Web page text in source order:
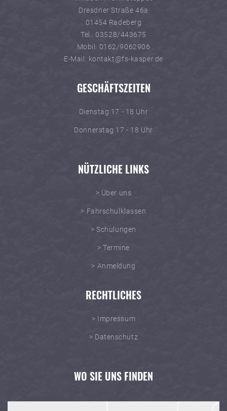
Dresdner Straße 46a
01454 Radeberg
Tel.: 03528/443675
Mobil: 0162/9062906
E-Mail: kontakt@fs-kasper.de
GESCHÄFTSZEITEN
Dienstag 17 - 18 Uhr
Donnerstag 17 - 18 Uhr
NÜTZLICHE LINKS
> Über uns
> Fahrschulklassen
> Schulungen
> Termine
> Anmeldung
RECHTLICHES
> Impressum
> Datenschutz
WO SIE UNS FINDEN